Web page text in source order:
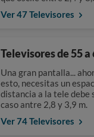
Ver 47 Televisores
Televisores de 55 a
Una gran pantalla...
esto, necesitas un
distancia a la tele debe
caso antre 2,8 y 3,9 m.
Ver 74 Televisores